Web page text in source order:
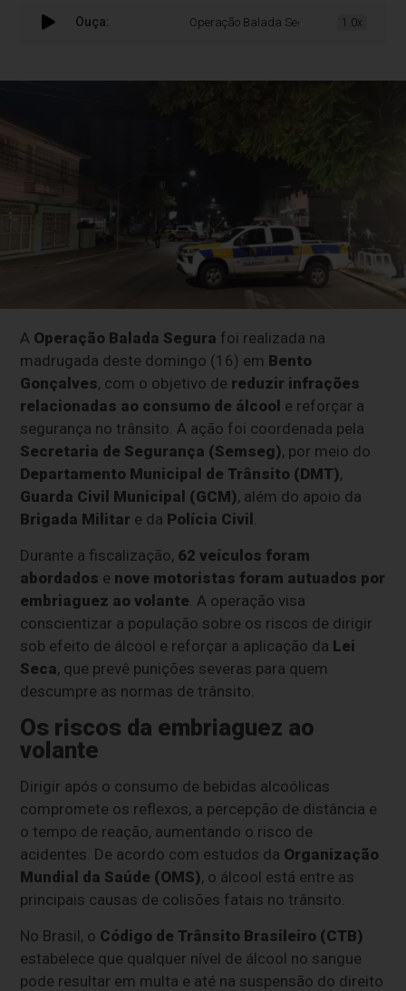
Ouça: Operação Balada Segura autua motoristas
1.0x
A Operação Balada Segura foi realizada na
madrugada deste domingo (16) em Bento
Gonçalves, com o objetivo de reduzir infrações
relacionadas ao consumo de álcool e reforçar a
segurança no trânsito. A ação foi coordenada pela
Secretaria de Segurança (Semseg), por meio do
Departamento Municipal de Trânsito (DMT),
Guarda Civil Municipal (GCM), além do apoio da
Brigada Militar e da Polícia Civil
Durante a fiscalização, 62 veículos foram
abordados e nove motoristas foram autuados por
embriaguez ao volante . A operação visa
conscientizar a população sobre os riscos de dirigir
sob efeito de álcool e reforçar a aplicação da Lei
Seca, que prevê punições severas para quem
descumpre as normas de trânsito.
Os riscos da embriaguez ao
volante
Dirigir após o consumo de bebidas alcoólicas
compromete os reflexos, a percepção de distância e
o tempo de reação, aumentando o risco de
acidentes. De acordo com estudos da Organização
Mundial da Saúde (OMS), o álcool está entre as
principais causas de colisões fatais no trânsito.
No Brasil, o Código de Trânsito Brasileiro (CTB)
estabelece que qualquer nível de álcool no sangue
pode resultar em multa e até na suspensão do direito